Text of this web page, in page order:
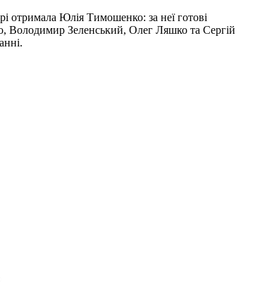
отримала Юлія Тимошенко: за неї готові
Володимир Зеленський, Олег Ляшко та Сергій